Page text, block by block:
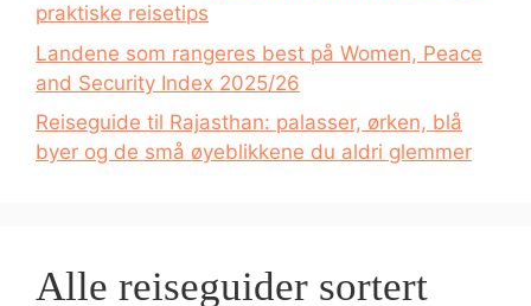
praktiske reisetips
Landene som rangeres best på Women, Peace
and Security Index 2025/26
Reiseguide til Rajasthan: palasser, ørken, blå
byer og de små øyeblikkene du aldri glemmer
Alle reiseguider sortert